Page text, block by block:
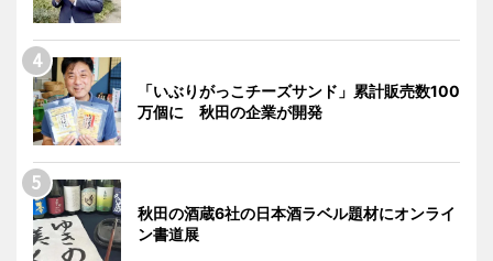
「いぶりがっこチーズサンド」累計販売数100
万個に 秋田の企業が開発
秋田の酒蔵6社の日本酒ラベル題材にオンライ
ン書道展